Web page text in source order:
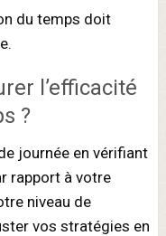
du temps doit
l’efficacité
?
journée en vérifiant
rapport à votre
niveau de
vos stratégies en